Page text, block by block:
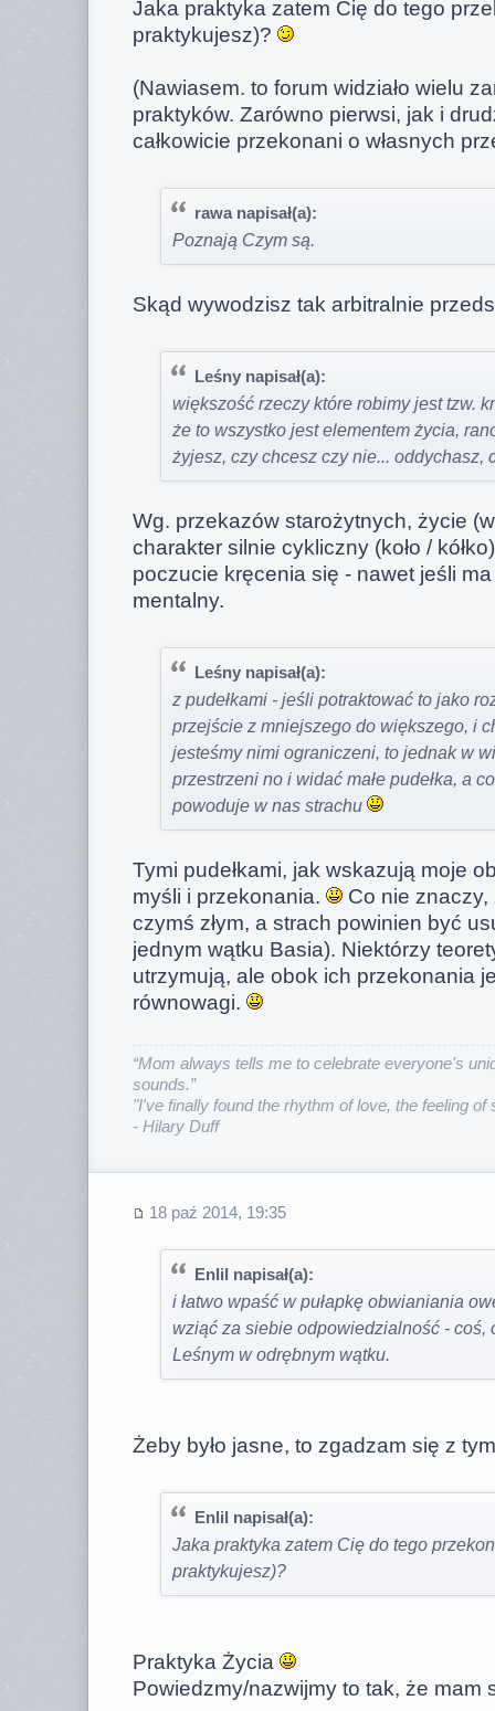
Jaka praktyka zatem Cię do tego
praktykujesz)?
(Nawiasem. to forum widziało wielu
praktyków. Zarówno pierwsi, jak i
całkowicie przekonani o własnych
rawa napisał(a):
Poznają Czym są.
Skąd wywodzisz tak arbitralnie
Leśny napisał(a):
większość rzeczy które robimy jest tzw.
że to wszystko jest elementem życia,
żyjesz, czy chcesz czy nie... oddychasz,
Wg. przekazów starożytnych, życie
charakter silnie cykliczny (koło /
poczucie kręcenia się - nawet jeśli
mentalny.
Leśny napisał(a):
z pudełkami - jeśli potraktować to jako
przejście z mniejszego do większego, i
jesteśmy nimi ograniczeni, to jednak w
przestrzeni no i widać małe pudełka, a
powoduje w nas strachu
Tymi pudełkami, jak wskazują moje
myśli i przekonania.
Co nie
czymś złym, a strach powinien być
jednym wątku Basia). Niektórzy
utrzymują, ale obok ich przekonania
równowagi.
“Mom always tells me to celebrate everyone's
sounds.”
"I've finally found the rhythm of love, the feeling of
- Hilary Duff
18 paź 2014, 19:35
Enlil napisał(a):
i łatwo wpaść w pułapkę obwianiania
wziąć za siebie odpowiedzialność - coś,
Leśnym w odrębnym wątku.
Żeby było jasne, to zgadzam się z
Enlil napisał(a):
Jaka praktyka zatem Cię do tego
praktykujesz)?
Praktyka Życia
Powiedzmy/nazwijmy to tak, że mam